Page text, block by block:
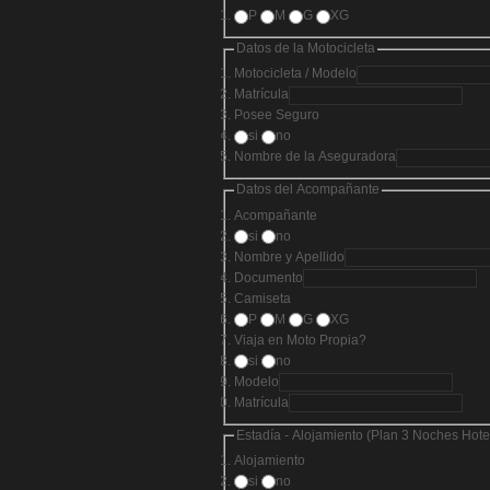
P
M G XG
Datos de la Motocicleta
Motocicleta / Modelo
Matrícula
Posee Seguro
si
no
Nombre de la Aseguradora
Datos del Acompañante
Acompañante
si
no
Nombre y Apellido
Documento
Camiseta
P
M G
XG
Viaja en Moto Propia?
si
no
Modelo
Matrícula
Estadía - Alojamiento (Plan 3 Noches
Alojamiento
si
no